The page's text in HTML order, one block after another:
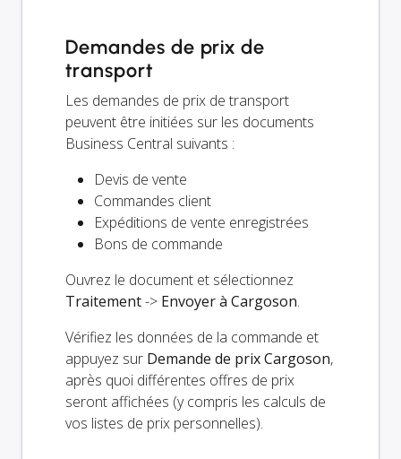
Demandes de prix de
transport
Les demandes de prix de transport
peuvent être initiées sur les documents
Business Central suivants :
Devis de vente
Commandes client
Expéditions de vente enregistrées
Bons de commande
Ouvrez le document et sélectionnez
Traitement-> Envoyer à Cargoson.
Vérifiez les données de la commande et
appuyez sur Demande de prix Cargoson,
après quoi différentes offres de prix
seront affichées (y compris les calculs de
vos listes de prix personnelles).